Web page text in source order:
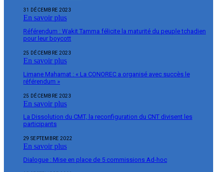
31 DÉCEMBRE 2023
En savoir plus
Référendum : Wakit Tamma félicite la maturité du peuple tchadien
pour leur boycott
25 DÉCEMBRE 2023
En savoir plus
Limane Mahamat : « La CONOREC a organisé avec succès le
référendum »
25 DÉCEMBRE 2023
En savoir plus
La Dissolution du CMT, la reconfiguration du CNT divisent les
participants
29 SEPTEMBRE 2022
En savoir plus
Dialogue : Mise en place de 5 commissions Ad-hoc